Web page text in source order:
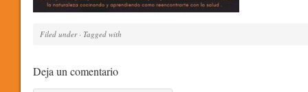
Filed under · Tagged with
Deja un comentario